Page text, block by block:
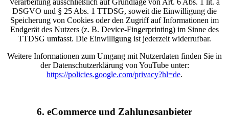
Verarbeitung ausschließlich auf Grundlage von Art. 6 Abs. 1 lit. a
DSGVO und § 25 Abs. 1 TTDSG, soweit die Einwilligung die
Speicherung von Cookies oder den Zugriff auf Informationen im
Endgerät des Nutzers (z. B. Device-Fingerprinting) im Sinne des
TTDSG umfasst. Die Einwilligung ist jederzeit widerrufbar.
Weitere Informationen zum Umgang mit Nutzerdaten finden Sie in
der Datenschutzerklärung von YouTube unter:
https://policies.google.com/privacy?hl=de.
6. eCommerce und Zahlungs­anbieter